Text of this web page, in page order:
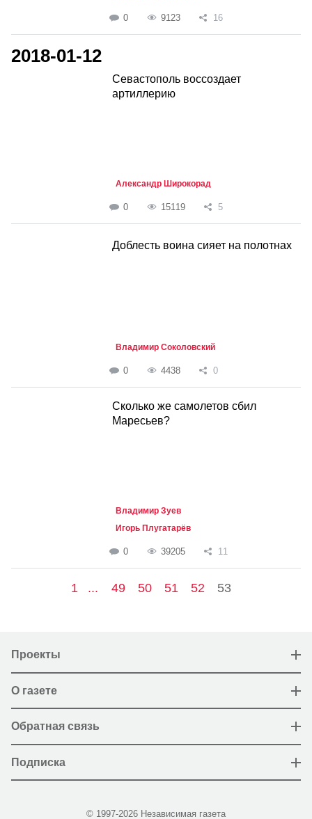
0 9123 16
2018-01-12
Севастополь воссоздает
артиллерию
Александр Широкорад
0 15119 5
Доблесть воина сияет на полотнах
Владимир Соколовский
0 4438 0
Сколько же самолетов сбил
Маресьев?
Владимир Зуев
Игорь Плугатарёв
0 39205 11
1 ... 49 50 51 52 53
Проекты
О газете
Обратная связь
Подписка
© 1997-2026 Независимая газета